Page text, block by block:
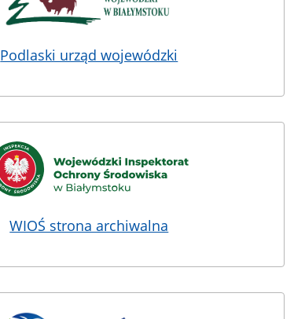
Podlaski urząd wojewódzki
WIOŚ strona archiwalna